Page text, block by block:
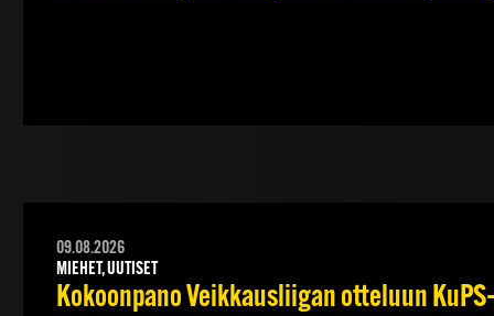
09.08.2026
MIEHET, UUTISET
Kokoonpano Veikkausliigan otteluun